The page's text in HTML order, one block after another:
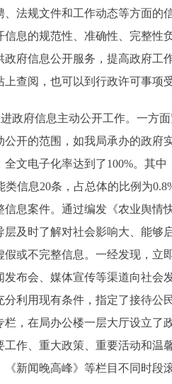
、法规文件和工作动态等方面的
信息的规范性、准确性、完整性
政府信息公开服务，提高政府工
查阅，也可以到行政许可事项
府信息主动公开工作。一方面
公开的范围，如我局承办的政府
全文电子化率达到了100%。其
类信息20条，占总体的比例为
信息案件。通过编发《农业舆情
层及时了解对社会影响大、能够
假或不完整信息。一经发现，立
发布会、媒体宣传等渠道向社会
分利用现有条件，指定了接待公
栏，在局办公楼一层大厅设立了
工作、重大政策、重要活动和温
《新闻晚高峰》等栏目不同时段